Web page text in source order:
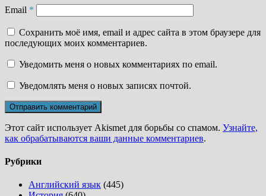
Email *
Сохранить моё имя, email и адрес сайта в этом браузере для
последующих моих комментариев.
Уведомить меня о новых комментариях по email.
Уведомлять меня о новых записях почтой.
Этот сайт использует Akismet для борьбы со спамом. Узнайте,
как обрабатываются ваши данные комментариев.
Рубрики
Английский язык (445)